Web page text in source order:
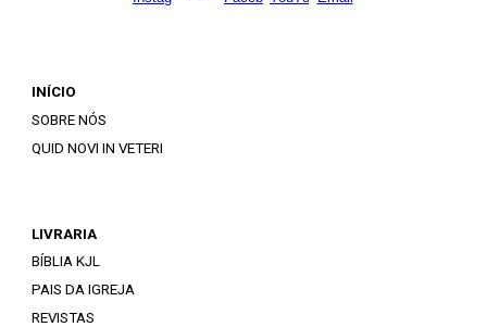
INÍCIO
SOBRE NÓS
QUID NOVI IN VETERI
LIVRARIA
BÍBLIA KJL
PAIS DA IGREJA
REVISTAS